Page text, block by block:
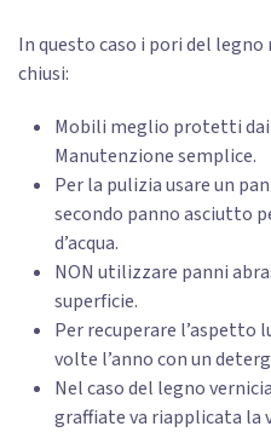
In questo caso i pori del
chiusi:
Mobili meglio protetti
Manutenzione semplice.
Per la pulizia usare un
secondo panno asciutto
d’acqua.
NON utilizzare panni
superficie.
Per recuperare l’aspetto
volte l’anno con un
Nel caso del legno
graffiate va riapplicata la